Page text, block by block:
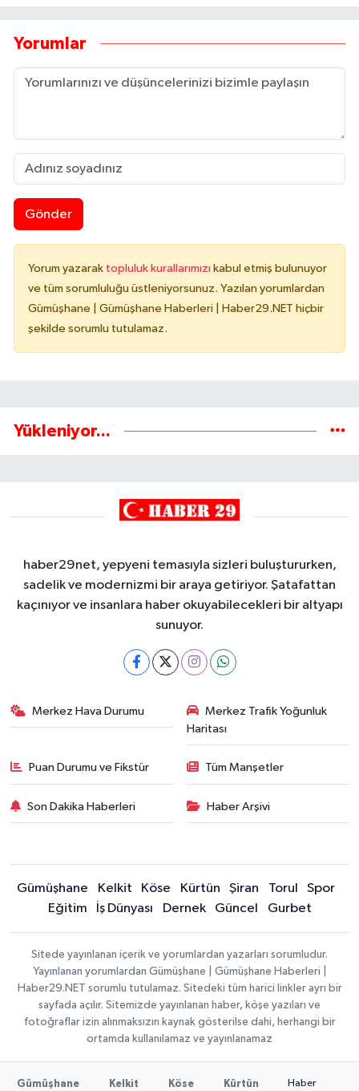
Yorumlar
Gönder
Yorum yazarak topluluk kurallarımızı kabul etmiş bulunuyor
ve tüm sorumluluğu üstleniyorsunuz. Yazılan yorumlardan
Gümüşhane | Gümüşhane Haberleri | Haber29.NET hiçbir
şekilde sorumlu tutulamaz.
Yükleniyor...
haber29net, yepyeni temasıyla sizleri buluştururken,
sadelik ve modernizmi bir araya getiriyor. Şatafattan
kaçınıyor ve insanlara haber okuyabilecekleri bir altyapı
sunuyor.
Merkez Hava Durumu
Merkez Trafik Yoğunluk
Haritası
Puan Durumu ve Fikstür Tüm Manşetler
Son Dakika Haberleri Haber Arşivi
Gümüşhane Kelkit Köse Kürtün Şiran Torul
Spor
Eğitim
İş Dünyası Dernek Güncel Gurbet
Sitede yayınlanan içerik ve yorumlardan yazarları sorumludur.
Yayınlanan yorumlardan Gümüşhane | Gümüşhane Haberleri |
Haber29.NET sorumlu tutulamaz. Sitedeki tüm harici linkler ayrı bir
sayfada açılır. Sitemizde yayınlanan haber, köşe yazıları ve
fotoğraflar izin alınmaksızın kaynak gösterilse dahi, herhangi bir
ortamda kullanılamaz ve yayınlanamaz
Gümüşhane Kelkit Köse Kürtün Haber